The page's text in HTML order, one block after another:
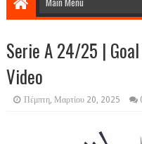
Serie A 24/25 |
Video
Πέμπτη, Μαρτίου 20, 2025